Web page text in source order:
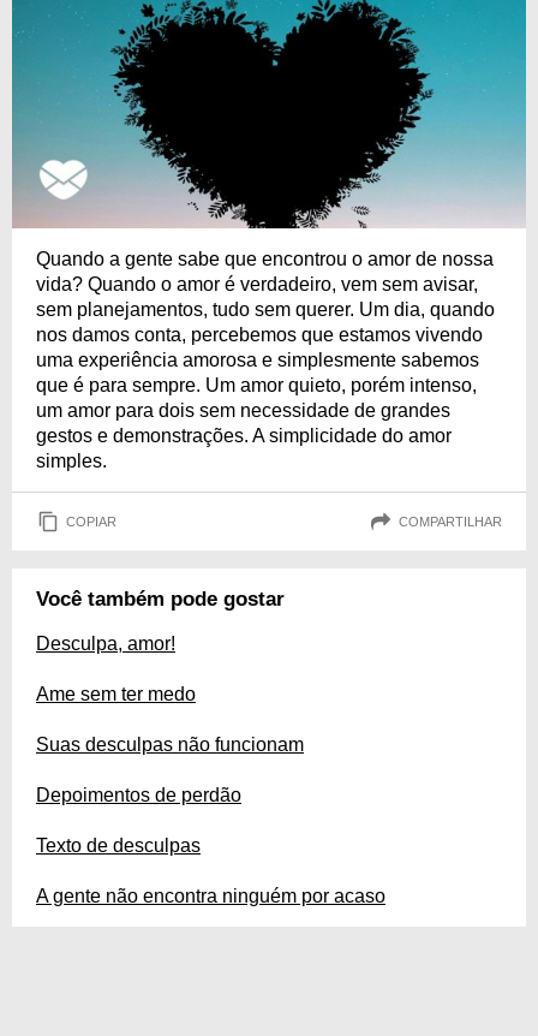
Quando a gente sabe que encontrou o amor de nossa
vida? Quando o amor é verdadeiro, vem sem avisar,
sem planejamentos, tudo sem querer. Um dia, quando
nos damos conta, percebemos que estamos vivendo
uma experiência amorosa e simplesmente sabemos
que é para sempre. Um amor quieto, porém intenso,
um amor para dois sem necessidade de grandes
gestos e demonstrações. A simplicidade do amor
simples.
COPIAR COMPARTILHAR
Você também pode gostar
Desculpa, amor!
Ame sem ter medo
Suas desculpas não funcionam
Depoimentos de perdão
Texto de desculpas
A gente não encontra ninguém por acaso